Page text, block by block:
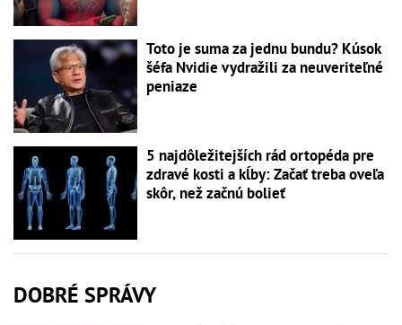
Toto je suma za jednu bundu? Kúsok
šéfa Nvidie vydražili za neuveriteľné
peniaze
5 najdôležitejších rád ortopéda pre
zdravé kosti a kĺby: Začať treba oveľa
skôr, než začnú bolieť
DOBRÉ SPRÁVY